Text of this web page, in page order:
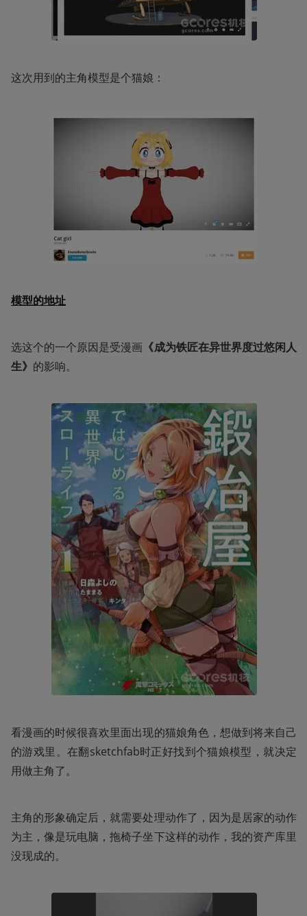
这次用到的主角模型是个猫娘：
模型的地址
选这个的一个原因是受漫画 《成为铁匠在异世界度过悠闲人
生》 的影响。
看漫画的时候很喜欢里面出现的猫娘角色，想做到将来自己
的游戏里。在翻sketchfab时正好找到个猫娘模型，就决定
用做主角了。
主角的形象确定后，就需要处理动作了，因为是居家的动作
为主，像是玩电脑，拖椅子坐下这样的动作，我的资产库里
没现成的。